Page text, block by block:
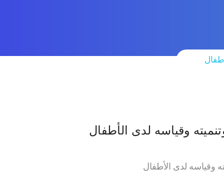
وقياسه لدى الأطفال
وقياسه لدى الأطفال